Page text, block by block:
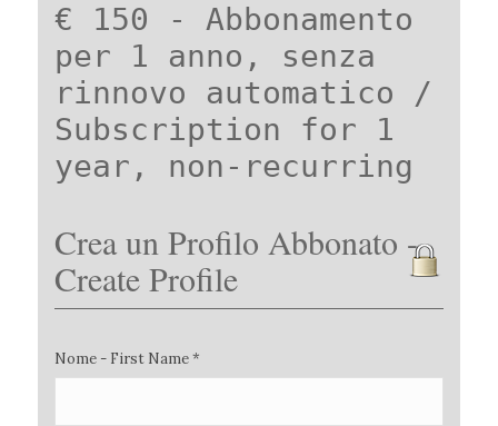
€ 150 - Abbonamento
per 1 anno, senza
rinnovo automatico /
Subscription for 1
year, non-recurring
Crea un Profilo Abbonato -
Create Profile
Nome - First Name *